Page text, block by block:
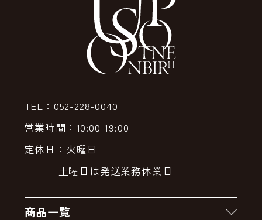
TEL：052-228-0040
営業時間：10:00-19:00
定休日：火曜日
土曜日は発送業務休業日
商品一覧